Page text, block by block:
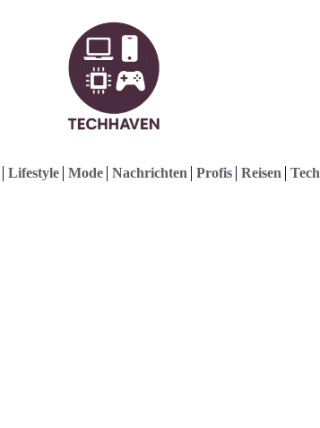
Lifestyle Mode Nachrichten Profis Reisen Tech